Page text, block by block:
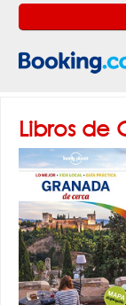
Libros de